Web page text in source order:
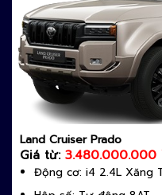
Land Cruiser Prado
Giá từ: 3.480.000.000
Động cơ: i4 2.4L Xăng